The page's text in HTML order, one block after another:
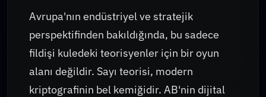
Avrupa'nın endüstriyel ve stratejik
perspektifinden bakıldığında, bu sadece
fildişi kuledeki teorisyenler için bir oyun
alanı değildir. Sayı teorisi, modern
kriptografinin bel kemiğidir. AB'nin dijital